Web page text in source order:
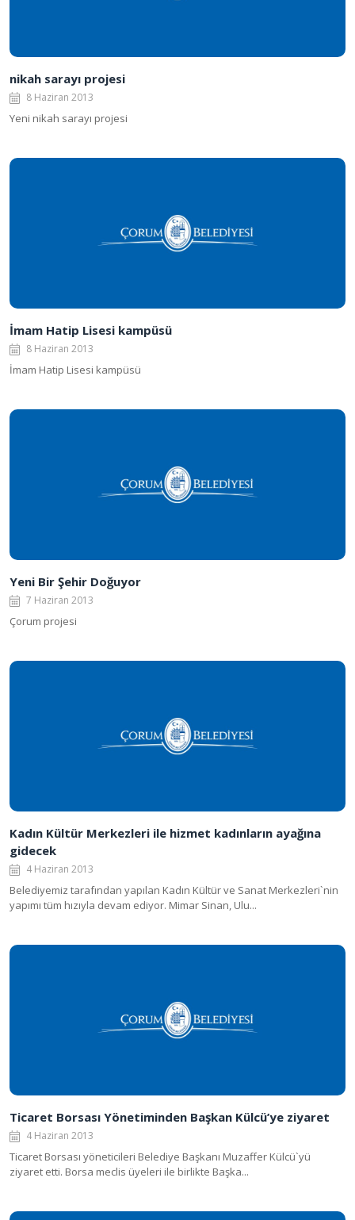
nikah sarayı projesi
8 Haziran 2013
Yeni nikah sarayı projesi
İmam Hatip Lisesi kampüsü
8 Haziran 2013
İmam Hatip Lisesi kampüsü
Yeni Bir Şehir Doğuyor
7 Haziran 2013
Çorum projesi
Kadın Kültür Merkezleri ile hizmet kadınların ayağına
gidecek
4 Haziran 2013
Belediyemiz tarafından yapılan Kadın Kültür ve Sanat Merkezleri`nin
yapımı tüm hızıyla devam ediyor. Mimar Sinan, Ulu...
Ticaret Borsası Yönetiminden Başkan Külcü’ye ziyaret
4 Haziran 2013
Ticaret Borsası yöneticileri Belediye Başkanı Muzaffer Külcü`yü
ziyaret etti. Borsa meclis üyeleri ile birlikte Başka...